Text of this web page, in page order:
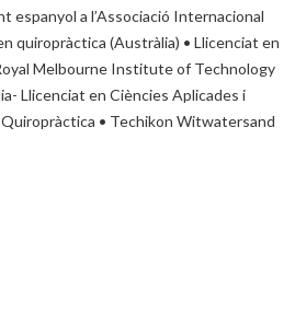
espanyol a l’Associació Internacional
quiropràctica (Austràlia) • Llicenciat en
Melbourne Institute of Technology
Llicenciat en Ciències Aplicades i
• Techikon Witwatersand